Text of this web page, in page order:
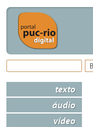
texto
áudio
vídeo